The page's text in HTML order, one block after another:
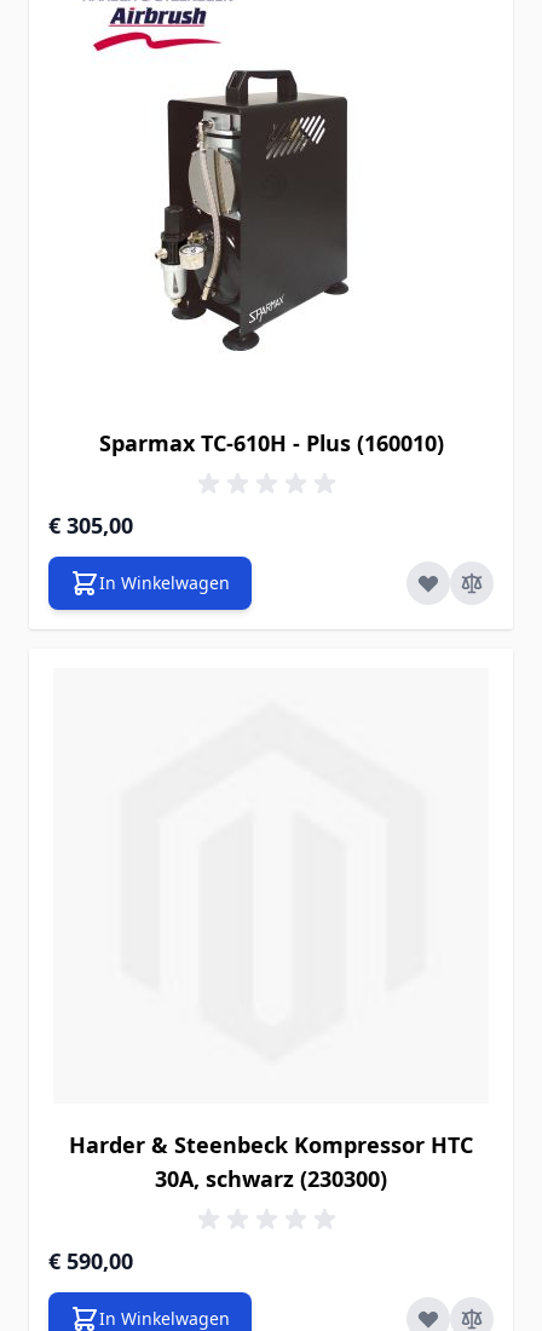
Sparmax TC-610H - Plus (160010)
€ 305,00
In Winkelwagen
Harder & Steenbeck Kompressor HTC
30A, schwarz (230300)
€ 590,00
In Winkelwagen